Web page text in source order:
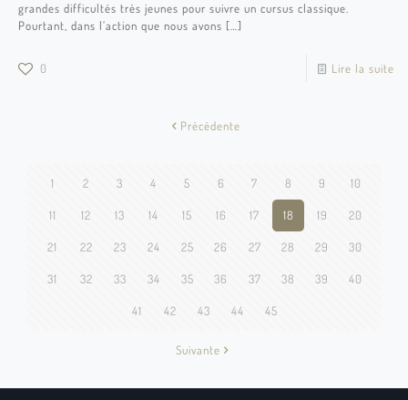
grandes difficultés très jeunes pour suivre un cursus classique.
Pourtant, dans l’action que nous avons […]
0 Lire la suite
Précédente
1 2 3 4 5 6 7 8 9 10
11 12 13 14 15 16 17 18 19 20
21 22 23 24 25 26 27 28 29 30
31 32 33 34 35 36 37 38 39 40
41 42 43 44 45
Suivante